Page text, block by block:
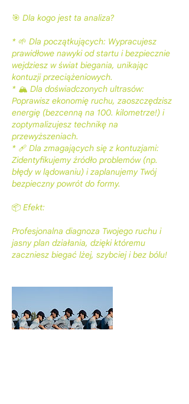
🎯 Dla kogo jest ta analiza?
* 🌱 Dla początkujących: Wypracujesz
prawidłowe nawyki od startu i bezpiecznie
wejdziesz w świat biegania, unikając
kontuzji przeciążeniowych.
* 🏔️ Dla doświadczonych ultrasów:
Poprawisz ekonomię ruchu, zaoszczędzisz
energię (bezcenną na 100. kilometrze!) i
zoptymalizujesz technikę na
przewyższeniach.
* 🩹 Dla zmagających się z kontuzjami:
Zidentyfikujemy źródło problemów (np.
błędy w lądowaniu) i zaplanujemy Twój
bezpieczny powrót do formy.
📦 Efekt:
Profesjonalna diagnoza Twojego ruchu i
jasny plan działania, dzięki któremu
zaczniesz biegać lżej, szybciej i bez bólu!